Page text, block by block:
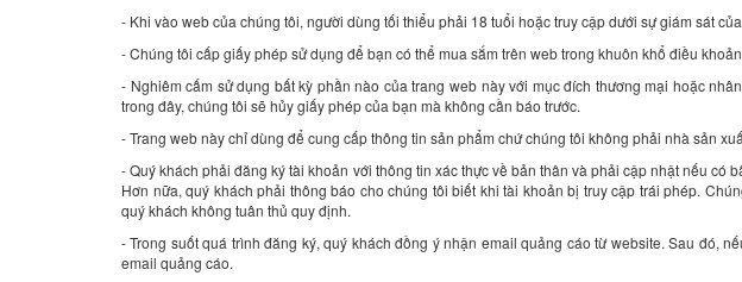
- Khi vào web của chúng tôi, người dùng tối thiểu phải 18 tuổi hoặc truy cập dưới sự giám sát
- Chúng tôi cấp giấy phép sử dụng để bạn có thể mua sắm trên web trong khuôn khổ điều
- Nghiêm cấm sử dụng bất kỳ phần nào của trang web này với mục đích thương mại hoặc
trong đây, chúng tôi sẽ hủy giấy phép của bạn mà không cần báo trước.
- Trang web này chỉ dùng để cung cấp thông tin sản phẩm chứ chúng tôi không phải nhà sản
- Quý khách phải đăng ký tài khoản với thông tin xác thực về bản thân và phải cập nhật nếu
Hơn nữa, quý khách phải thông báo cho chúng tôi biết khi tài khoản bị truy cập trái phép.
quý khách không tuân thủ quy định.
- Trong suốt quá trình đăng ký, quý khách đồng ý nhận email quảng cáo từ website. Sau đó,
email quảng cáo.